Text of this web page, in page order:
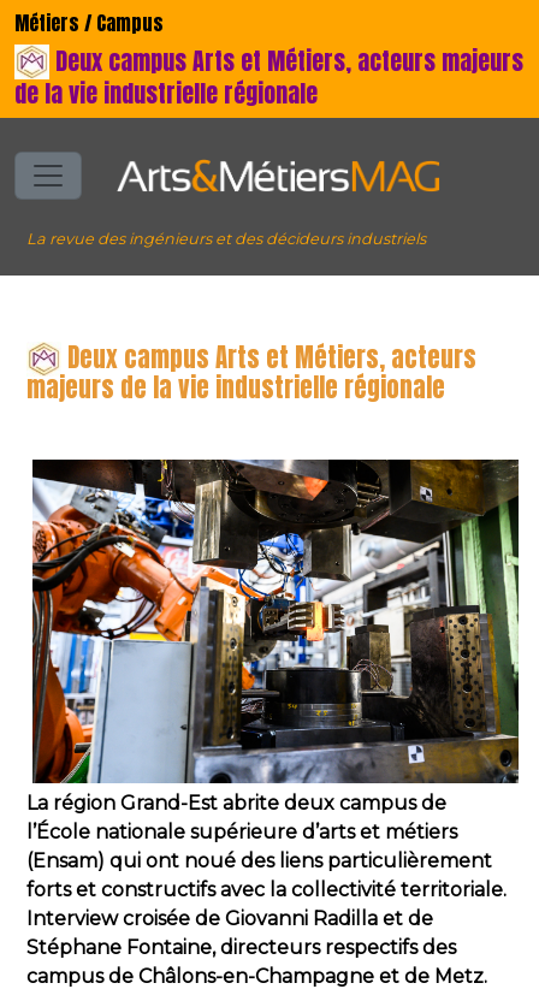
Métiers / Campus
Deux campus Arts et Métiers, acteurs majeurs
de la vie industrielle régionale
La revue des ingénieurs et des décideurs industriels
Deux campus Arts et Métiers, acteurs
majeurs de la vie industrielle régionale
La région Grand-Est abrite deux campus de
l’École nationale supérieure d’arts et métiers
(Ensam) qui ont noué des liens particulièrement
forts et constructifs avec la collectivité territoriale.
Interview croisée de Giovanni Radilla et de
Stéphane Fontaine, directeurs respectifs des
campus de Châlons-en-Champagne et de Metz.